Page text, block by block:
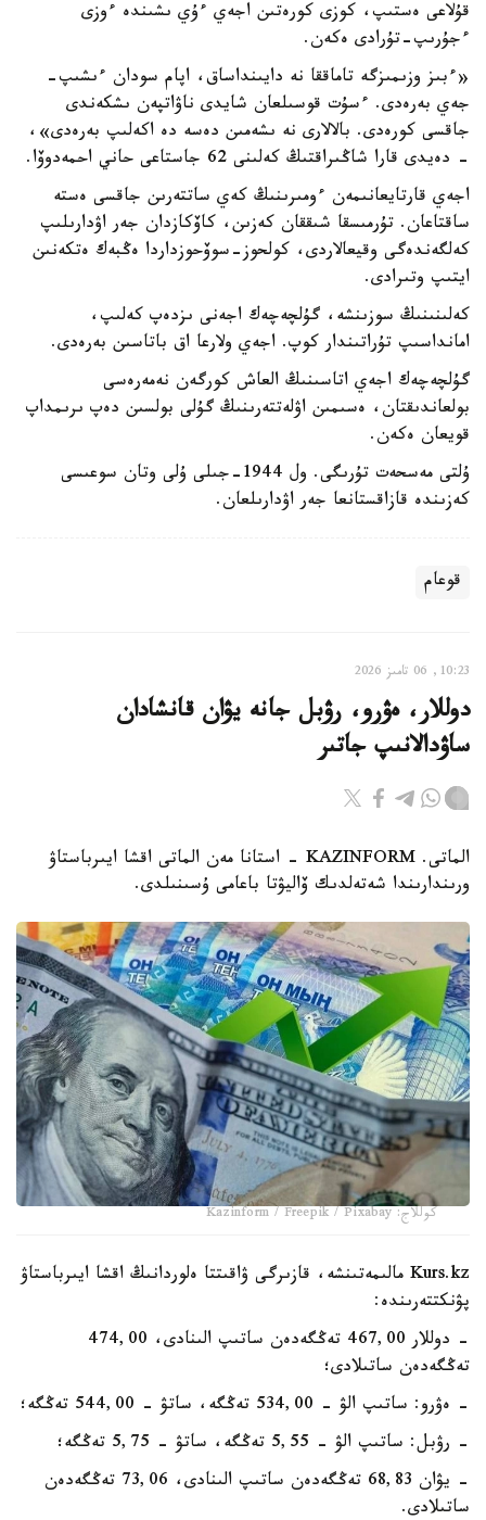
قۇلاعى ەستىپ، كوزى كورەتىن اجەي ءۇي ىشىندە ءوزى
ءجۇرىپ-تۇرادى ەكەن.
«ءبىز وزىمىزگە تاماققا نە دايىنداساق، اپام سودان ءىشىپ-
جەي بەرەدى. ءسۇت قوسىلعان شايدى ناۋاتپەن ىشكەندى
جاقسى كورەدى. بالالارى نە ىشەمىن دەسە دە اكەلىپ بەرەدى»،
- دەيدى قارا شاڭىراقتىڭ كەلىنى 62 جاستاعى حاني احمەدوۆا.
اجەي قارتايعانىمەن ءومىرىنىڭ كەي ساتتەرىن جاقسى ەستە
ساقتاعان. تۇرمىسقا شىققان كەزىن، كاۆكازدان جەر اۋدارىلىپ
كەلگەندەگى وقيعالاردى، كولحوز-سوۆحوزداردا ەڭبەك ەتكەنىن
ايتىپ وتىرادى.
كەلىنىنىڭ سوزىنشە، گۇلچەچەك اجەنى ىزدەپ كەلىپ،
امانداسىپ تۇراتىندار كوپ. اجەي ولارعا اق باتاسىن بەرەدى.
گۇلچەچەك اجەي اتاسىنىڭ العاش كورگەن نەمەرەسى
بولعاندىقتان، ەسىمىن اۋلەتتەرىنىڭ گۇلى بولسىن دەپ ىرىمداپ
قويعان ەكەن.
ۇلتى مەسحەت تۇرىگى. ول 1944-جىلى ۇلى وتان سوعىسى
كەزىندە قازاقستانعا جەر اۋدارىلعان.
قوعام
10:23, 06 تامىز 2026
دوللار، ەۋرو، رۋبل جانە يۋان قانشادان
ساۋدالانىپ جاتىر
الماتى. KAZINFORM - استانا مەن الماتى اقشا ايىرباستاۋ
ورىندارىندا شەتەلدىك ۆاليۋتا باعامى ۇسىنىلدى.
كوللاج: Kazinform / Freepik / Pixabay
Kurs.kz مالىمەتىنشە، قازىرگى ۋاقىتتا ەلوردانىڭ اقشا ايىرباستاۋ
پۋنكتتەرىندە:
- دوللار 467,00 تەڭگەدەن ساتىپ الىنادى، 474,00
تەڭگەدەن ساتىلادى؛
- ەۋرو: ساتىپ الۋ - 534,00 تەڭگە، ساتۋ - 544,00 تەڭگە؛
- رۋبل: ساتىپ الۋ - 5,55 تەڭگە، ساتۋ - 5,75 تەڭگە؛
- يۋان 68,83 تەڭگەدەن ساتىپ الىنادى، 73,06 تەڭگەدەن
ساتىلادى.